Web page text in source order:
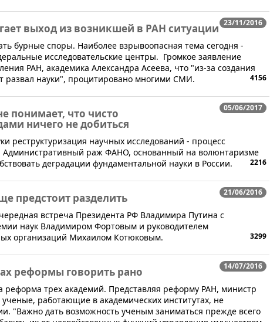
23/11/2016
выход из возникшей в РАН ситуации
бурные споры. Наиболее взрывоопасная тема сегодня -
исследовательские центры. Громкое заявление
РАН, академика Александра Асеева, что "из-за создания
развал науки", процитировано многими СМИ.
4156
05/06/2017
понимает, что чисто
ничего не добиться
реструктуризация научных исследований - процесс
Административный раж ФАНО, основанный на волюнтаризме
деградации фундаментальной науки в России.
2216
21/06/2016
предстоит разделить
встреча Президента РФ Владимира Путина с
наук Владимиром Фортовым и руководителем
организаций Михаилом Котюковым.
3299
14/07/2016
реформы говорить рано
реформа трех академий. Представляя реформу РАН, министр
работающие в академических институтах, не
"Важно дать возможность ученым заниматься прежде всего